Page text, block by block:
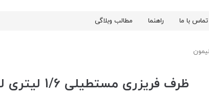
تماس با ما راهنما مطالب وبلاگی
ظرف فریزری مستطیلی 1/6 لیتری لیمون